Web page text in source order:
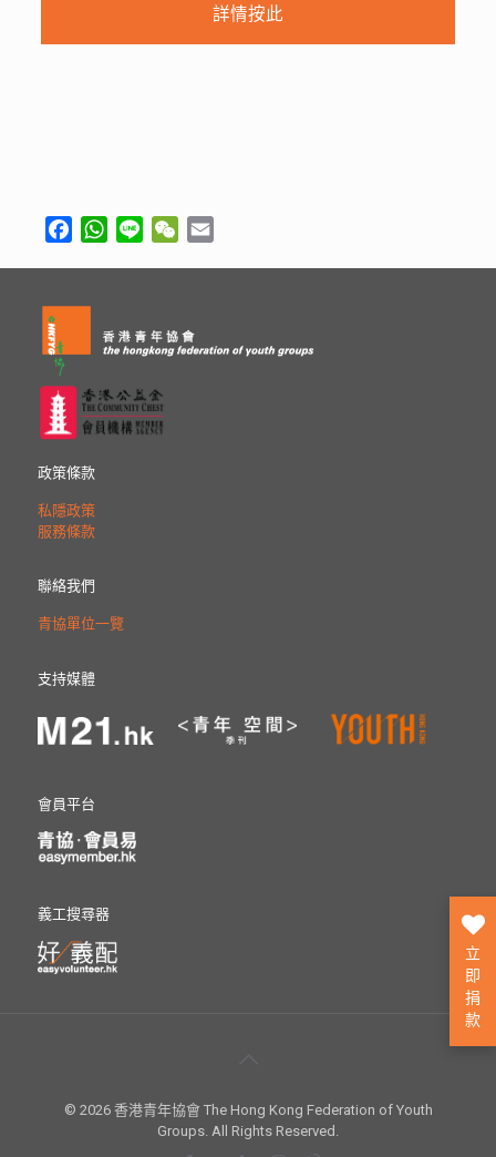
詳情按此
FacebookWhatsApp
Line WeChat
政策條款
私隱政策
服務條款
聯絡我們
青協單位一覽
支持媒體
會員平台
義工搜尋器
© 2026 香港青年協會 The Hong Kong Federation of Youth
Groups. All Rights Reserved.
立
即
捐
款